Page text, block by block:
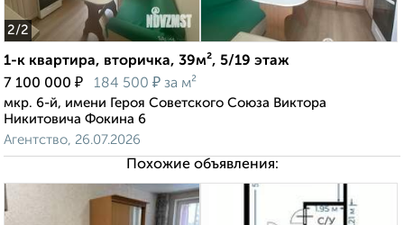
2/2
1-к квартира, вторичка, 39м², 5/19 этаж
7 100 000 ₽ 184 500 ₽ за м²
мкр. 6-й, имени Героя Советского Союза Виктора
Никитовича Фокина 6
Агентство, 26.07.2026
Похожие объявления: